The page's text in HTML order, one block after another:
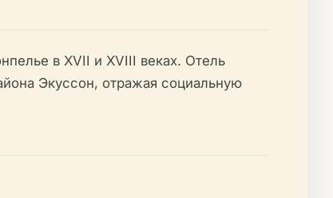
в XVII и XVIII веках. Отель
Экуссон, отражая социальную